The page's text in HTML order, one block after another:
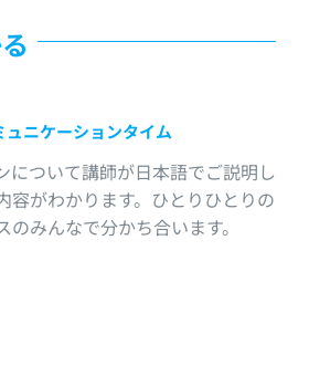
ュニケーションタイム
について講師が日本語でご説明し
容がわかります。ひとりひとりの
のみんなで分かち合います。